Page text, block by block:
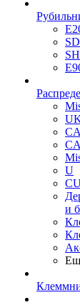
U
и